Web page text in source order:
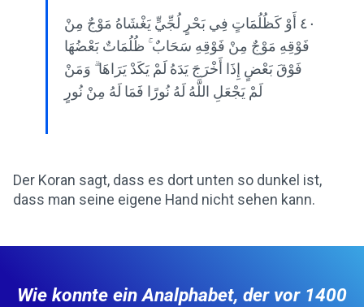
٤٠ أَوْ كَظُلُمَاتٍ فِي بَحْرٍ لُجِّيٍّ يَغْشَاهُ مَوْجٌ مِنْ
فَوْقِهِ مَوْجٌ مِنْ فَوْقِهِ سَحَابٌ ۚ ظُلُمَاتٌ بَعْضُهَا
فَوْقَ بَعْضٍ إِذَا أَخْرَجَ يَدَهُ لَمْ يَكَدْ يَرَاهَا ۗ وَمَنْ
لَمْ يَجْعَلِ اللَّهُ لَهُ نُورًا فَمَا لَهُ مِنْ نُورٍ
Der Koran sagt, dass es dort unten so dunkel ist,
dass man seine eigene Hand nicht sehen kann.
Wie konnte ein Analphabet, der vor 1400